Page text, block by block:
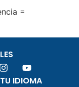
=
IDIOMA